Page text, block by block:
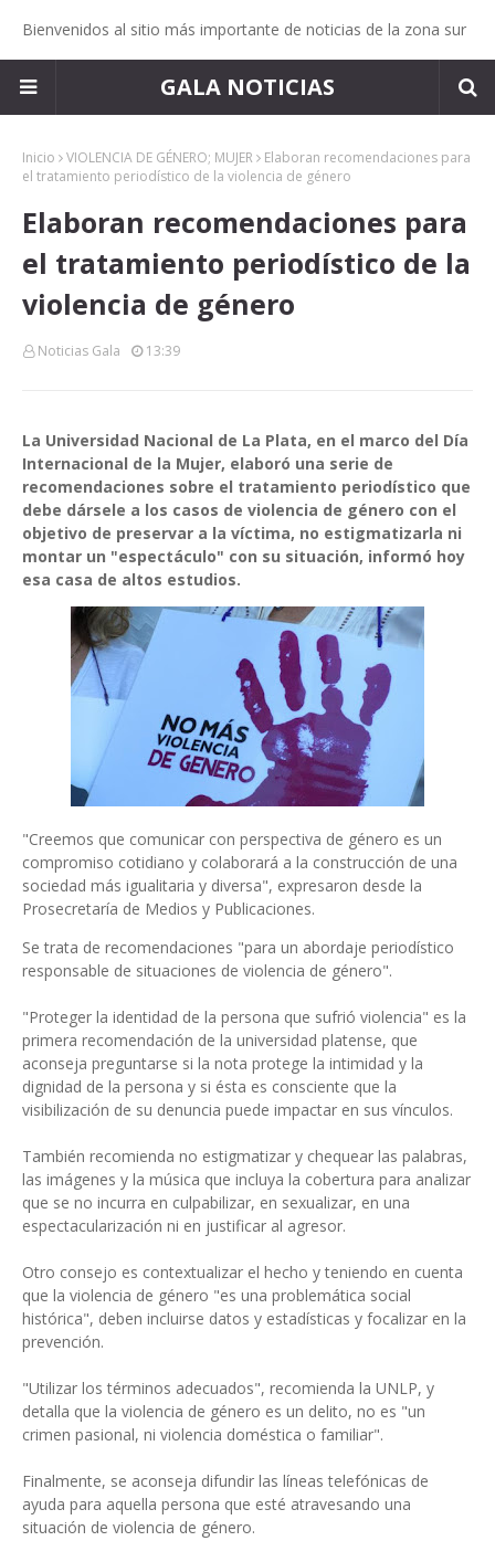
Bienvenidos al sitio más importante de noticias de la zona sur
GALA NOTICIAS
Inicio VIOLENCIA DE GÉNERO; MUJER
Elaboran recomendaciones para
el tratamiento periodístico de la violencia de género
Elaboran recomendaciones para
el tratamiento periodístico de la
violencia de género
Noticias Gala 13:39
La Universidad Nacional de La Plata, en el marco del Día
Internacional de la Mujer, elaboró una serie de
recomendaciones sobre el tratamiento periodístico que
debe dársele a los casos de violencia de género con el
objetivo de preservar a la víctima, no estigmatizarla ni
montar un "espectáculo" con su situación, informó hoy
esa casa de altos estudios.
"Creemos que comunicar con perspectiva de género es un
compromiso cotidiano y colaborará a la construcción de una
sociedad más igualitaria y diversa", expresaron desde la
Prosecretaría de Medios y Publicaciones.
Se trata de recomendaciones "para un abordaje periodístico
responsable de situaciones de violencia de género".
"Proteger la identidad de la persona que sufrió violencia" es la
primera recomendación de la universidad platense, que
aconseja preguntarse si la nota protege la intimidad y la
dignidad de la persona y si ésta es consciente que la
visibilización de su denuncia puede impactar en sus vínculos.
También recomienda no estigmatizar y chequear las palabras,
las imágenes y la música que incluya la cobertura para analizar
que se no incurra en culpabilizar, en sexualizar, en una
espectacularización ni en justificar al agresor.
Otro consejo es contextualizar el hecho y teniendo en cuenta
que la violencia de género "es una problemática social
histórica", deben incluirse datos y estadísticas y focalizar en la
prevención.
"Utilizar los términos adecuados", recomienda la UNLP, y
detalla que la violencia de género es un delito, no es "un
crimen pasional, ni violencia doméstica o familiar".
Finalmente, se aconseja difundir las líneas telefónicas de
ayuda para aquella persona que esté atravesando una
situación de violencia de género.